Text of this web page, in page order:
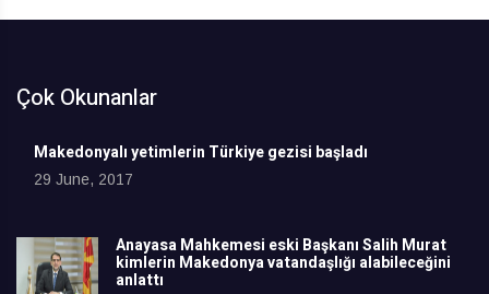
Çok Okunanlar
Makedonyalı yetimlerin Türkiye gezisi başladı
29 June, 2017
Anayasa Mahkemesi eski Başkanı Salih Murat
kimlerin Makedonya vatandaşlığı alabileceğini
anlattı